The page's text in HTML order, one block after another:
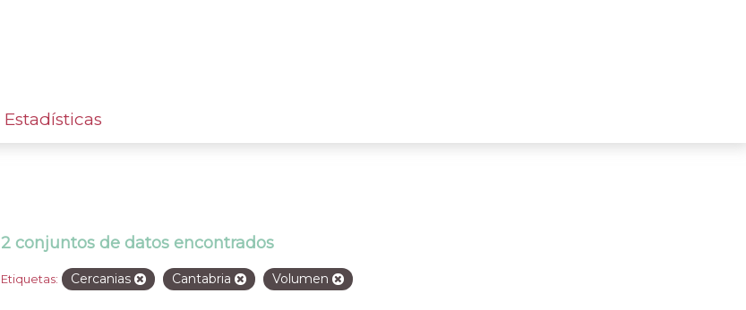
Estadísticas
2 conjuntos de datos encontrados
Etiquetas: Cercanias Cantabria Volumen